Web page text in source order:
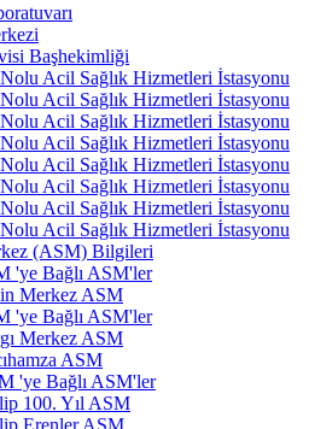
Başhekimliği
Acil Sağlık Hizmetleri İstasyonu
Acil Sağlık Hizmetleri İstasyonu
Acil Sağlık Hizmetleri İstasyonu
Acil Sağlık Hizmetleri İstasyonu
Acil Sağlık Hizmetleri İstasyonu
Acil Sağlık Hizmetleri İstasyonu
Acil Sağlık Hizmetleri İstasyonu
Acil Sağlık Hizmetleri İstasyonu
(ASM) Bilgileri
'ye Bağlı ASM'ler
Merkez ASM
'ye Bağlı ASM'ler
Merkez ASM
ASM
'ye Bağlı ASM'ler
100. Yıl ASM
Erenler ASM